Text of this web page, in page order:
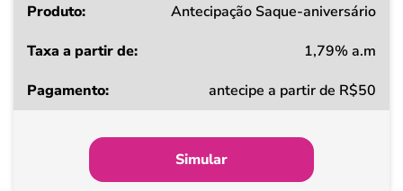
Produto
a
Antecipação Saque-aniversário
1,79% a.m
antecipe a partir de R$50
Simular